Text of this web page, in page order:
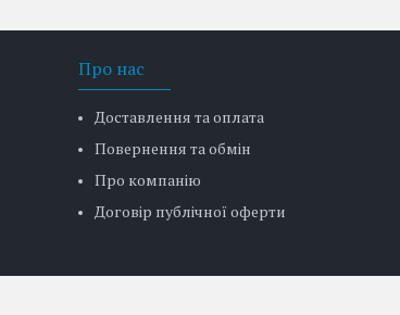
Про нас
Доставлення та оплата
Повернення та обмін
Про компанію
Договір публічної оферти